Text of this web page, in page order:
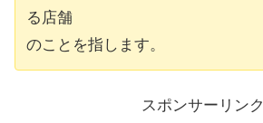
る店舗
のことを指します。
スポンサーリンク